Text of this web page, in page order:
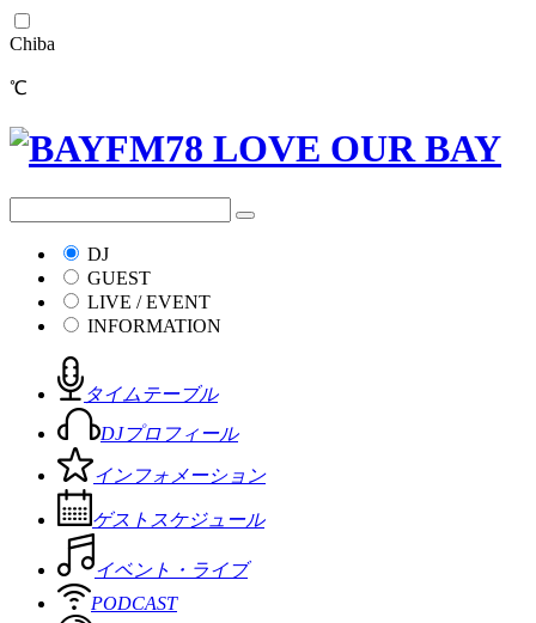
Chiba
℃
DJ
GUEST
LIVE / EVENT
INFORMATION
タイムテーブル
DJプロフィール
インフォメーション
ゲストスケジュール
イベント・ライブ
PODCAST